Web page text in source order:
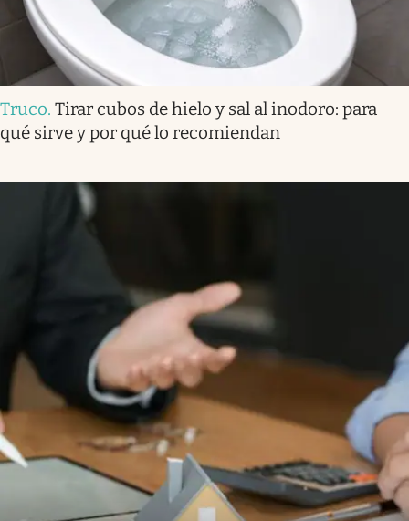
Truco. Tirar cubos de hielo y sal al inodoro: para
qué sirve y por qué lo recomiendan